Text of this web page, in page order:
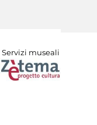
Servizi museali